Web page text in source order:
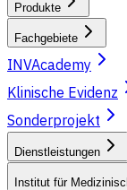
Produkte
Fachgebiete
INVAcademy
Klinische Evidenz
Sonderprojekt
Dienstleistungen
Institut für